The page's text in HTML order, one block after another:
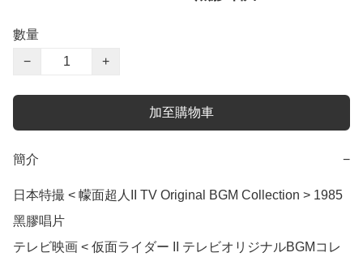
數量
−
+
加至購物車
簡介 −
日本特撮 < 幪面超人II TV Original BGM Collection > 1985
黑膠唱片
テレビ映画 < 仮面ライダー II テレビオリジナルBGMコレ